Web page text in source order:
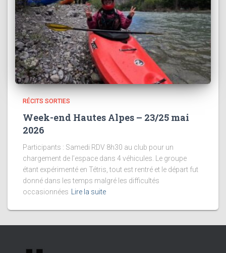
RÉCITS SORTIES
Week-end Hautes Alpes – 23/25 mai
2026
Participants : Samedi RDV 8h30 au club pour un
chargement de l’espace dans 4 véhicules. Le groupe
étant expérimenté en Tétris, tout est rentré et le départ fut
donné dans les temps malgré les difficultés
occasionnées
Lire la suite